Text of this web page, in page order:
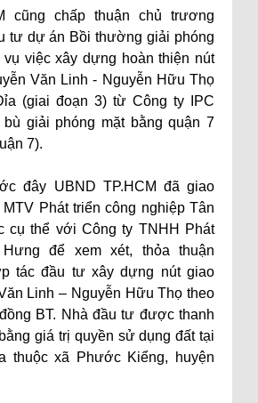
cũng chấp thuận chủ trương
tư dự án Bồi thường giải phóng
vụ việc xây dựng hoàn thiện nút
Văn Linh - Nguyễn Hữu Thọ
(giai đoạn 3) từ Công ty IPC
giải phóng mặt bằng quận 7
7).
đây UBND TP.HCM đã giao
Phát triển công nghiệp Tân
cụ thể với Công ty TNHH Phát
để xem xét, thỏa thuận
tác đầu tư xây dựng nút giao
Linh – Nguyễn Hữu Thọ theo
BT. Nhà đầu tư được thanh
giá trị quyền sử dụng đất tại
thuộc xã Phước Kiểng, huyện